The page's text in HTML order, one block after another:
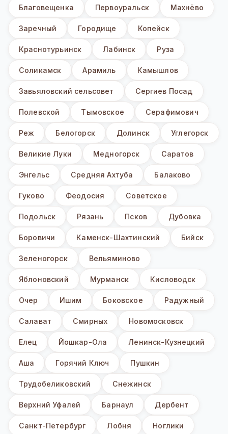
Благовещенка Первоуральск Махнёво
Заречный Городище Копейск
Краснотурьинск Лабинск Руза
Соликамск Арамиль Камышлов
Завьяловский сельсовет Сергиев Посад
Полевской Тымовское Серафимович
Реж Белогорск Долинск Углегорск
Великие Луки Медногорск Саратов
Энгельс Средняя Ахтуба Балаково
Гуково Феодосия Советское
Подольск Рязань Псков Дубовка
Боровичи Каменск-Шахтинский Бийск
Зеленогорск Вельяминово
Яблоновский Мурманск Кисловодск
Очер Ишим Боковское Радужный
Салават Смирных Новомосковск
Елец Йошкар-Ола Ленинск-Кузнецкий
Аша Горячий Ключ Пушкин
Трудобеликовский Снежинск
Верхний Уфалей Барнаул Дербент
Санкт-Петербург Лобня Ноглики